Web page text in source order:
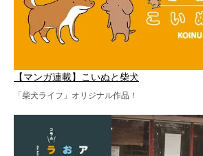
【マンガ連載】こいぬと柴犬
「柴犬ライフ」オリジナル作品！